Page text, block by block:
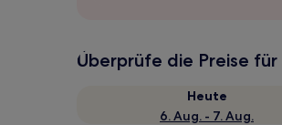
Überprüfe die Preise
Heute
6. Aug. - 7. Aug.